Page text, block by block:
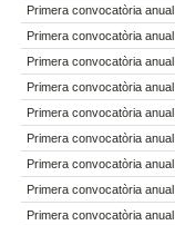
Primera convocatòria anual
Primera convocatòria anual
Primera convocatòria anual
Primera convocatòria anual
Primera convocatòria anual
Primera convocatòria anual
Primera convocatòria anual
Primera convocatòria anual
Primera convocatòria anual